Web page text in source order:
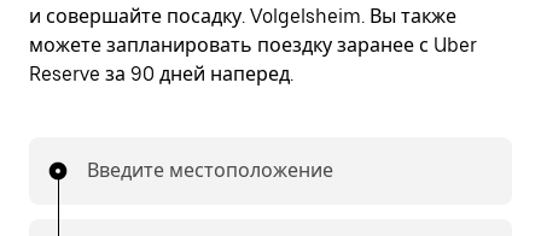
и совершайте посадку. Volgelsheim. Вы также
можете запланировать поездку заранее с Uber
Reserve за 90 дней наперед.
Введите местоположение